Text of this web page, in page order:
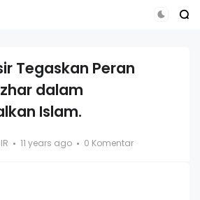
Tegaskan Peran
dalam
Islam.
11 years ago 0 Komentar